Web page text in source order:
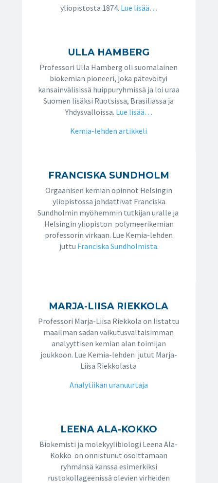
yliopistosta 1874. Lue lisää…
ULLA HAMBERG
Professori Ulla Hamberg oli suomalainen
biokemian pioneeri, joka pätevöityi
kansainvälisissä huippuryhmissä ja loi uraa
Suomen lisäksi Ruotsissa, Brasiliassa ja
Yhdysvalloissa. Lue lisää…
Kemia-lehden artikkeli
FRANCISKA SUNDHOLM
Orgaanisen kemian opinnot Helsingin
yliopistossa johdattivat Franciska
Sundholmin myöhemmin tutkijan uralle ja
Helsingin yliopiston polymeerikemian
professorin virkaan. Lue Kemia-lehden
juttu Franciska Sundholmista.
MARJA-LIISA RIEKKOLA
Professori Marja-Liisa Riekkola on listattu
maailman sadan vaikutusvaltaisimman
analyyttisen kemian alan toimijan
joukkoon. Lue Kemia-lehden jutut Marja-
Liisa Riekkolasta
Analytiikan uranuurtaja
LEENA ALA-KOKKO
Biokemisti ja molekyylibiologi Leena Ala-
Kokko on onnistunut osoittamaan
ryhmänsä kanssa esimerkiksi
rustokollageenissä olevien virheiden